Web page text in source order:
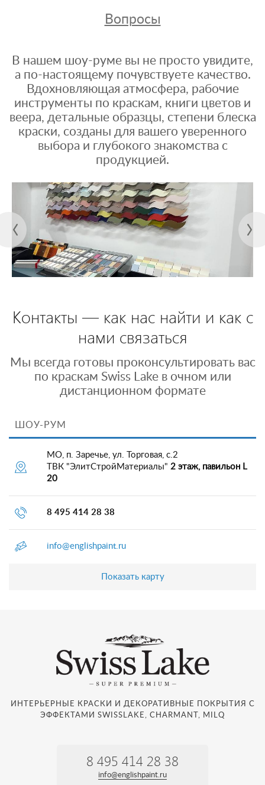
Вопросы
В нашем шоу-руме вы не просто увидите,
а по-настоящему почувствуете качество.
Вдохновляющая атмосфера, рабочие
инструменты по краскам, книги цветов и
веера, детальные образцы, степени блеска
краски, созданы для вашего уверенного
выбора и глубокого знакомства с
продукцией.
Контакты — как нас найти и как с
нами связаться
Мы всегда готовы проконсультировать вас
по краскам Swiss Lake в очном или
дистанционном формате
ШОУ-РУМ
МО, п. Заречье, ул. Торговая, с.2
ТВК "ЭлитСтройМатериалы" 2 этаж, павильон L
20
8 495 414 28 38
info@englishpaint.ru
Показать карту
ИНТЕРЬЕРНЫЕ КРАСКИ И ДЕКОРАТИВНЫЕ ПОКРЫТИЯ С
ЭФФЕКТАМИ SWISSLAKE, CHARMANT, MILQ
8 495 414 28 38
info@englishpaint.ru